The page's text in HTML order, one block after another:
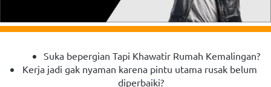
Suka bepergian Tapi Khawatir Rumah Kemalingan?
Kerja jadi gak nyaman karena pintu utama rusak belum
diperbaiki?